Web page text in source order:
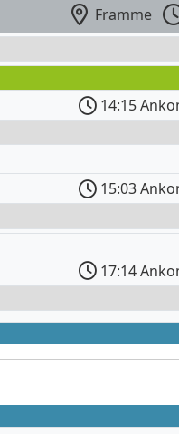
Framme
14:15
15:03
17:14